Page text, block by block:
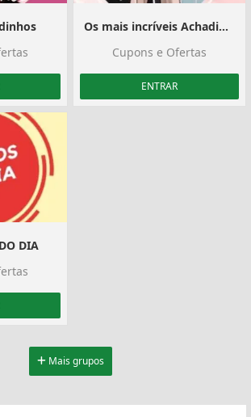
Os mais incríveis Achadinhos
Cupons e Ofertas
ENTRAR
DIA
Mais grupos